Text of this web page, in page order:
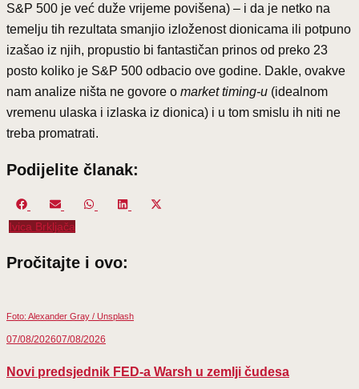
S&P 500 je već duže vrijeme povišena) – i da je netko na
temelju tih rezultata smanjio izloženost dionicama ili potpuno
izašao iz njih, propustio bi fantastičan prinos od preko 23
posto koliko je S&P 500 odbacio ove godine. Dakle, ovakve
nam analize ništa ne govore o market timing-u (idealnom
vremenu ulaska i izlaska iz dionica) i u tom smislu ih niti ne
treba promatrati.
Podijelite članak:
Share
on
Share
on
Share
Share
Ivica Brkljača
Pročitajte i ovo:
Foto: Alexander Gray / Unsplash
07/08/202607/08/2026
Novi predsjednik FED-a Warsh u zemlji čudesa